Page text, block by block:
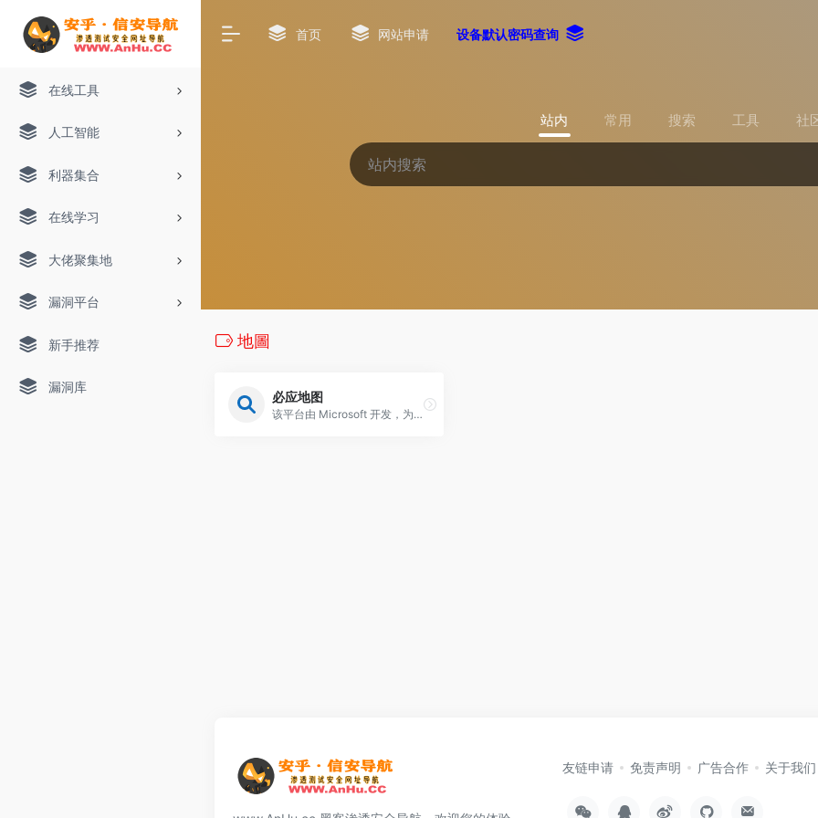
在线工具
人工智能
利器集合
在线学习
大佬聚集地
漏洞平台
新手推荐
漏洞库
首页 网站申请 设备默认密码查询
站内 常用 搜索 工具 社
地圖
必应地图
该平台由 Microsoft 开发，为开发人员提供了一些可用的最高分辨率地图
友链申请 免责声明 广告合作 关于我们